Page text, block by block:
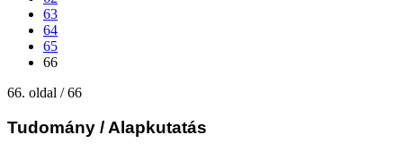
63
64
65
66
66. oldal / 66
Tudomány / Alapkutatás